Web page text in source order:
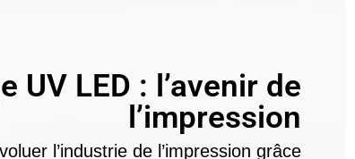
UV LED : l’avenir de
l’impression
l’industrie de l’impression grâce